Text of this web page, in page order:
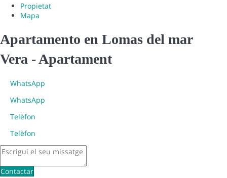
Propietat
Mapa
Apartamento en Lomas del mar
Vera -Apartament
WhatsApp
WhatsApp
Telèfon
Telèfon
Contactar